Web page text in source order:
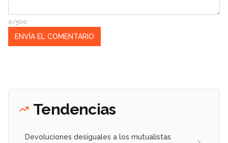
0/500
Tendencias
Devoluciones desiguales a los mutualistas